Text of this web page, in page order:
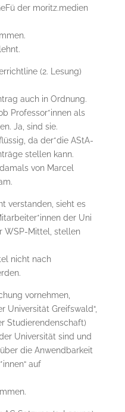
der moritz.medien
(2. Lesung)
auch in Ordnung.
Professor*innen als
Ja, sind sie.
da der*die AStA-
stellen kann.
von Marcel
verstanden, sieht es
der Uni
WSP-Mittel, stellen
nicht nach
vornehmen,
Universität Greifswald“,
Studierendenschaft)
Universität sind und
die Anwendbarkeit
auf